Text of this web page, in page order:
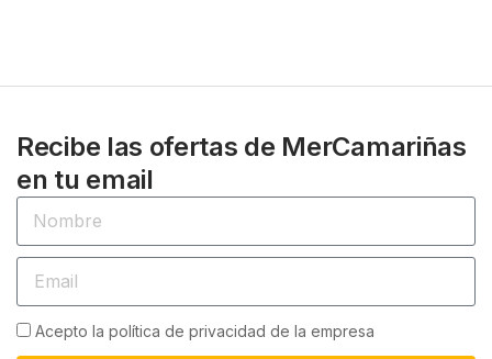
Recibe las ofertas de MerCamariñas
en tu email
Acepto la política de privacidad de la empresa